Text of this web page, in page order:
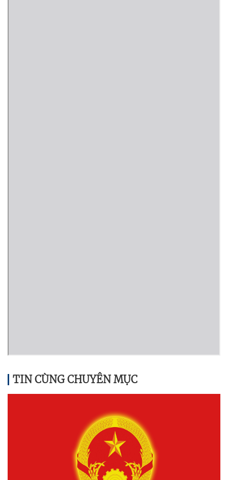
TIN CÙNG CHUYÊN MỤC